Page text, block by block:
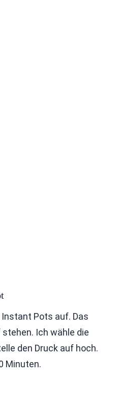
Pots auf. Das
stehen. Ich wähle die
den Druck auf hoch.
Minuten.